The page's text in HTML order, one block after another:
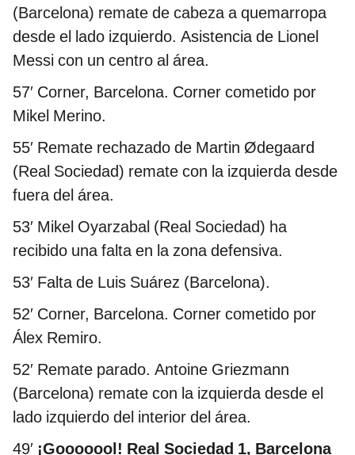
(Barcelona) remate de cabeza a quemarropa
desde el lado izquierdo. Asistencia de Lionel
Messi con un centro al área.
57′ Corner, Barcelona. Corner cometido por
Mikel Merino.
55′ Remate rechazado de Martin Ødegaard
(Real Sociedad) remate con la izquierda desde
fuera del área.
53′ Mikel Oyarzabal (Real Sociedad) ha
recibido una falta en la zona defensiva.
53′ Falta de Luis Suárez (Barcelona).
52′ Corner, Barcelona. Corner cometido por
Álex Remiro.
52′ Remate parado. Antoine Griezmann
(Barcelona) remate con la izquierda desde el
lado izquierdo del interior del área.
49′ ¡Gooooool! Real Sociedad 1, Barcelona